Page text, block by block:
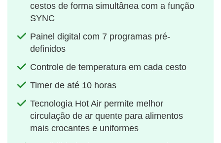
cestos de forma simultânea com a função
SYNC
Painel digital com 7 programas pré-
definidos
Controle de temperatura em cada cesto
Timer de até 10 horas
Tecnologia Hot Air permite melhor
circulação de ar quente para alimentos
mais crocantes e uniformes